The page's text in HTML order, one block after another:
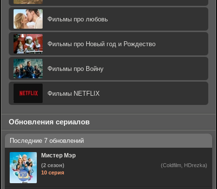
Фильмы про любовь
Фильмы про Новый год и Рождество
Фильмы про Войну
Фильмы NETFLIX
Обновления сериалов
Мистер Мэр
(2 сезон)
10 серия
(Coldfilm, HDrezka)